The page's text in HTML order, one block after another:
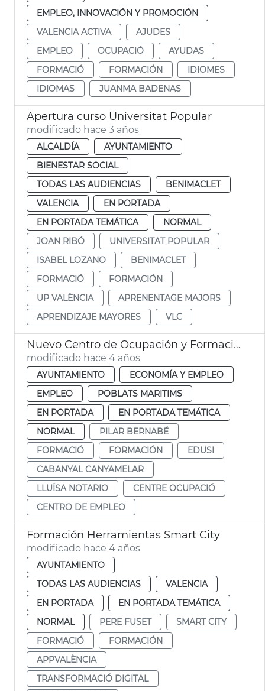
EMPLEO, INNOVACIÓN Y PROMOCIÓN
VALENCIA ACTIVA
AJUDES
EMPLEO
OCUPACIÓ
AYUDAS
FORMACIÓ
FORMACIÓN
IDIOMES
IDIOMAS
JUANMA BADENAS
Apertura curso Universitat Popular
modificado hace 3 años
ALCALDÍA
AYUNTAMIENTO
BIENESTAR SOCIAL
TODAS LAS AUDIENCIAS
BENIMACLET
VALENCIA
EN PORTADA
EN PORTADA TEMÁTICA
NORMAL
JOAN RIBÓ
UNIVERSITAT POPULAR
ISABEL LOZANO
BENIMACLET
FORMACIÓ
FORMACIÓN
UP VALÈNCIA
APRENENTAGE MAJORS
APRENDIZAJE MAYORES
VLC
Nuevo Centro de Ocupación y Formación Cabanyal-Canyamelar
modificado hace 4 años
AYUNTAMIENTO
ECONOMÍA Y EMPLEO
EMPLEO
POBLATS MARITIMS
EN PORTADA
EN PORTADA TEMÁTICA
NORMAL
PILAR BERNABÉ
FORMACIÓ
FORMACIÓN
EDUSI
CABANYAL CANYAMELAR
LLUÏSA NOTARIO
CENTRE OCUPACIÓ
CENTRO DE EMPLEO
Formación Herramientas Smart City
modificado hace 4 años
AYUNTAMIENTO
TODAS LAS AUDIENCIAS
VALENCIA
EN PORTADA
EN PORTADA TEMÁTICA
NORMAL
PERE FUSET
SMART CITY
FORMACIÓ
FORMACIÓN
APPVALÈNCIA
TRANSFORMACIÓ DIGITAL